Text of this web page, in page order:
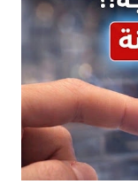
السكري: ارتفاع السكر لفترة طويلة بيأثر على الأعصاب الطرفية. 4.
شد العضلات وتوتر
الأعصاب أو التصلب
الجسم مع أعراض